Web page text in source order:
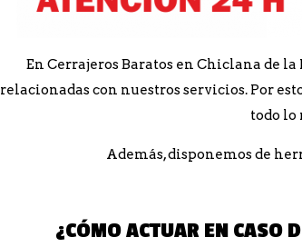
En Cerrajeros Baratos en Chiclana de
relacionadas con nuestros servicios. Por
todo lo
Además, disponemos de
¿CÓMO ACTUAR EN CASO